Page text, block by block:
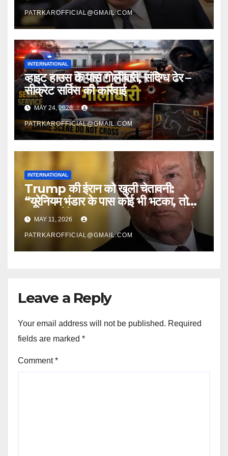
PATRKAROFFICIAL@GMAIL.COM
INTERNATIONAL
व्हाइट हाउस के पास गोलीबारी, संदिग्ध ढेर –
सीक्रेट सर्विस की कार्रवाई
MAY 24, 2026
PATRKAROFFICIAL@GMAIL.COM
INTERNATIONAL
Trump की ईरान को खुली चेतावनी:
“यूरेनियम भंडार के पास कोई भी भटका, तो
उसे उड़ा देंगे”, Space Force रख रही है
पल-पल की नजर!
MAY 11, 2026
PATRKAROFFICIAL@GMAIL.COM
Leave a Reply
Your email address will not be published. Required
fields are marked *
Comment*